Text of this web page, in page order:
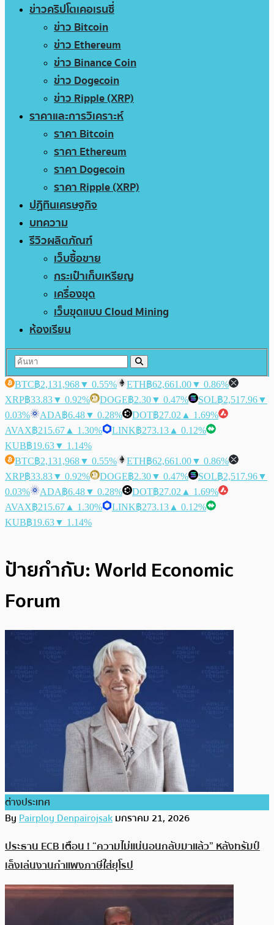
ข่าวคริปโตเคอเรนซี่
ข่าว Bitcoin
ข่าว Ethereum
ข่าว Binance Coin
ข่าว Dogecoin
ข่าว Ripple (XRP)
ราคาและการวิเคราะห์
ราคา Bitcoin
ราคา Ethereum
ราคา Dogecoin
ราคา Ripple (XRP)
ปฏิทินเศรษฐกิจ
บทความ
รีวิวผลิตภัณฑ์
เว็บซื้อขาย
กระเป๋าเก็บเหรียญ
เครื่องขุด
เว็บขุดแบบ Cloud Mining
ห้องเรียน
BTC฿2,131,968▼ 0.55% ETH฿62,661.00▼ 0.86%
XRP฿33.83▼ 0.92% DOGE฿2.30▼ 0.47% SOL฿2,517.96▼
0.03%
ADA฿6.48▼ 0.28% DOT฿27.02 ▲ 1.69%
AVAX฿215.67 ▲ 1.30% LINK฿273.13 ▲ 0.12%
KUB฿19.63▼ 1.14%
BTC฿2,131,968▼ 0.55% ETH฿62,661.00▼ 0.86%
XRP฿33.83▼ 0.92% DOGE฿2.30▼ 0.47% SOL฿2,517.96▼
0.03%
ADA฿6.48▼ 0.28% DOT฿27.02 ▲ 1.69%
AVAX฿215.67 ▲ 1.30% LINK฿273.13 ▲ 0.12%
KUB฿19.63▼ 1.14%
ป้ายกำกับ:World Economic
Forum
ต่างประเทศ
ByPairploy Denpairojsakมกราคม 21, 2026
ประธาน ECB เตือน ! “ความไม่แน่นอนกลับมาแล้ว” หลังทรัมป์
เล็งเล่นงานกำแพงภาษีใส่ยุโรป